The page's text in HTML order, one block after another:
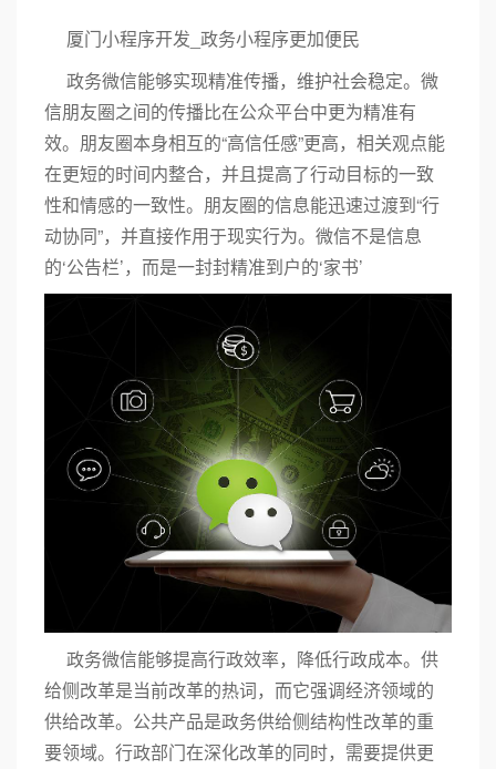
厦门小程序开发_政务小程序更加便民
政务微信能够实现精准传播，维护社会稳定。微
信朋友圈之间的传播比在公众平台中更为精准有
效。朋友圈本身相互的“高信任感”更高，相关观点能
在更短的时间内整合，并且提高了行动目标的一致
性和情感的一致性。朋友圈的信息能迅速过渡到“行
动协同”，并直接作用于现实行为。微信不是信息
的‘公告栏’，而是一封封精准到户的‘家书’
政务微信能够提高行政效率，降低行政成本。供
给侧改革是当前改革的热词，而它强调经济领域的
供给改革。公共产品是政务供给侧结构性改革的重
要领域。行政部门在深化改革的同时，需要提供更